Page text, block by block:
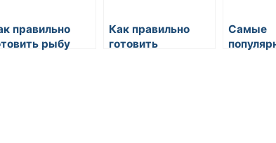
правильно
рыбу
Как правильно
готовить
Самые